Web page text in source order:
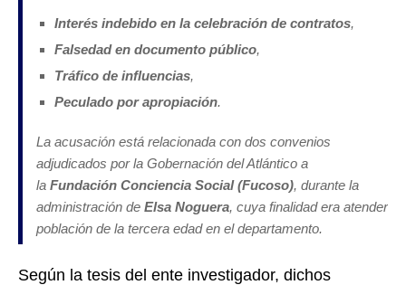
Interés indebido en la celebración de contratos,
Falsedad en documento público,
Tráfico de influencias,
Peculado por apropiación.
La acusación está relacionada con dos convenios
adjudicados por la Gobernación del Atlántico a
la Fundación Conciencia Social (Fucoso), durante la
administración de Elsa Noguera, cuya finalidad era atender
población de la tercera edad en el departamento.
Según la tesis del ente investigador, dichos